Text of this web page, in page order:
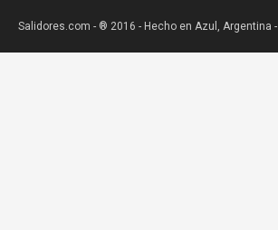
Salidores.com - ® 2016 - Hecho en Azul, Argentina -